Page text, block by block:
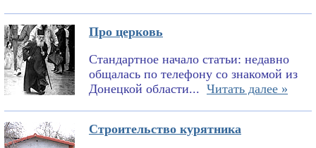
Про церковь
Стандартное начало статьи: недавно
общалась по телефону со знакомой из
Донецкой области... Читать далее »
Строительство курятника